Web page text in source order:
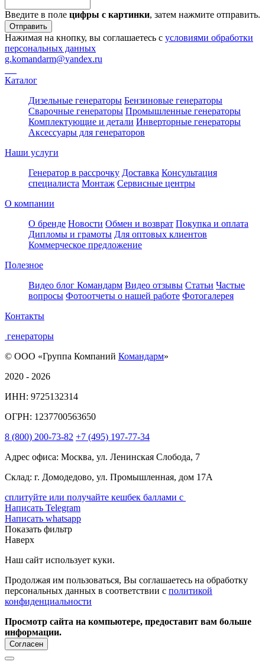
Введите в поле цифры c картинки, затем нажмите отправить.
Отправить
Нажимая на кнопку, вы соглашаетесь с условиями обработки
персональных данных
g.komandarm@yandex.ru
Каталог
Дизельные генераторы Бензиновые генераторы
Сварочные генераторы Промышленные генераторы
Комплектующие и детали Инверторные генераторы
Аксессуары для генераторов
Наши услуги
Генератор в рассрочку Доставка Консультация
специалиста Монтаж Сервисные центры
О компании
О бренде Новости Обмен и возврат Покупка и оплата
Дипломы и грамоты Для оптовых клиентов
Коммерческое предложение
Полезное
Видео блог Командарм Видео отзывы Статьи Частые
вопросы Фотоотчеты о нашей работе Фотогалерея
Контакты
генераторы
© ООО «Группа Компаний Командарм»
2020 - 2026
ИНН: 9725132314
ОГРН: 1237700563650
8 (800) 200-73-82 +7 (495) 197-77-34
Адрес офиса: Москва, ул. Ленинская Слобода, 7
Склад: г. Домодедово, ул. Промышленная, дом 17А
сплитуйте или получайте кешбек баллами с
Написать Telegram
Написать whatsapp
Показать фильтр
Наверх
Наш сайт использует куки.
Продолжая им пользоваться, Вы соглашаетесь на обработку
персональных данных в соответствии с политикой
конфиденциальности
Просмотр сайта на компьютере, предоставит вам больше
информации.
Согласен